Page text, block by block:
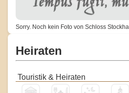
Sorry. Noch kein Foto von Schloss
Heiraten
Touristik & Heiraten